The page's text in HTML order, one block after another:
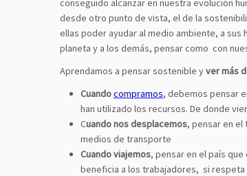
conseguido alcanzar en nuestra evolución
desde otro punto de vista, el de la
ellas poder ayudar al medio ambiente, a
planeta y a los demás, pensar como con
Aprendamos a pensar sostenible yver más
Cuandocompramos, debemos pensar
han utilizado los recursos. De donde
Cuando nos desplacemos, pensar en
medios de transporte
Cuando viajemos, pensar en el país
beneficia a los trabajadores, si